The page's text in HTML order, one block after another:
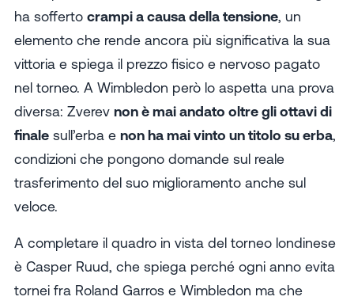
ha soffertocrampi a causa della tensione, un
elemento che rende ancora più significativa la sua
vittoria e spiega il prezzo fisico e nervoso pagato
nel torneo. A Wimbledon però lo aspetta una prova
diversa: Zverevnon è mai andato oltre gli ottavi di
finale sull’erba enon ha mai vinto un titolo su erba,
condizioni che pongono domande sul reale
trasferimento del suo miglioramento anche sul
veloce.
A completare il quadro in vista del torneo londinese
è Casper Ruud, che spiega perché ogni anno evita
tornei fra Roland Garros e Wimbledon ma che